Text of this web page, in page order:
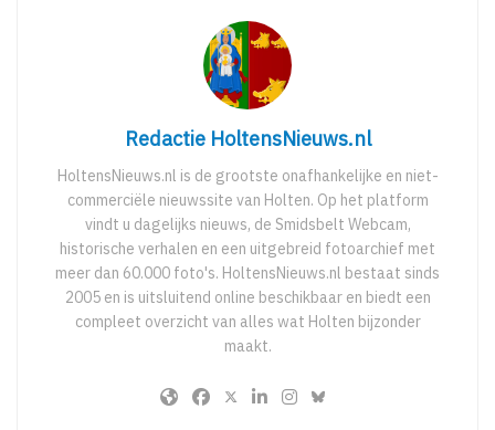
Redactie HoltensNieuws.nl
HoltensNieuws.nl is de grootste onafhankelijke en niet-
commerciële nieuwssite van Holten. Op het platform
vindt u dagelijks nieuws, de Smidsbelt Webcam,
historische verhalen en een uitgebreid fotoarchief met
meer dan 60.000 foto's. HoltensNieuws.nl bestaat sinds
2005 en is uitsluitend online beschikbaar en biedt een
compleet overzicht van alles wat Holten bijzonder
maakt.